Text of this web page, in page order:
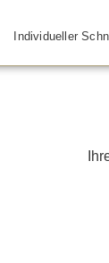
Individueller